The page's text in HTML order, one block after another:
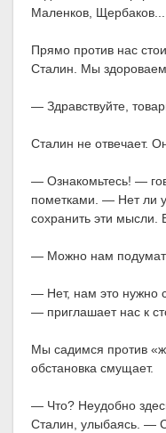
Маленков, Щербаков...
Прямо против нас
Сталин. Мы
— Здравствуйте,
Сталин не отвечает.
— Ознакомьтесь! —
пометками. — Нет ли
сохранить эти мысли.
— Можно нам
— Нет, нам это нужно
— приглашает нас к
Мы садимся против
обстановка смущает.
— Что? Неудобно
Сталин, улыбаясь. —